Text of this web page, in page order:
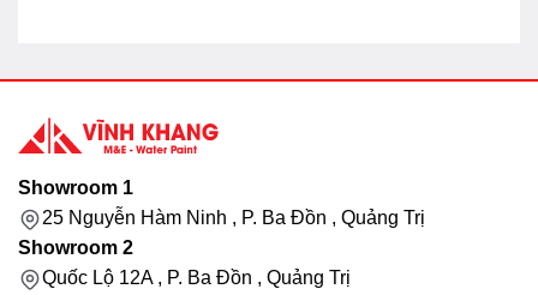
Showroom 1
25 Nguyễn Hàm Ninh , P. Ba Đồn , Quảng Trị
Showroom 2
Quốc Lộ 12A , P. Ba Đồn , Quảng Trị